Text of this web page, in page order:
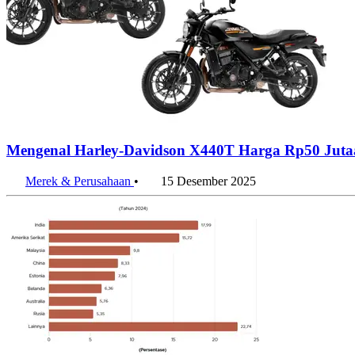
Mengenal Harley-Davidson X440T Harga Rp50
Merek & Perusahaan • 15 Desember 2025